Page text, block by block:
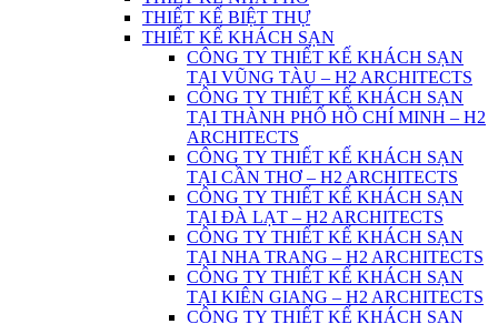
THIẾT KẾ BIỆT THỰ
THIẾT KẾ KHÁCH SẠN
CÔNG TY THIẾT KẾ KHÁCH SẠN
TẠI VŨNG TÀU – H2 ARCHITECTS
CÔNG TY THIẾT KẾ KHÁCH SẠN
TẠI THÀNH PHỐ HỒ CHÍ MINH – H2
ARCHITECTS
CÔNG TY THIẾT KẾ KHÁCH SẠN
TẠI CẦN THƠ – H2 ARCHITECTS
CÔNG TY THIẾT KẾ KHÁCH SẠN
TẠI ĐÀ LẠT – H2 ARCHITECTS
CÔNG TY THIẾT KẾ KHÁCH SẠN
TẠI NHA TRANG – H2 ARCHITECTS
CÔNG TY THIẾT KẾ KHÁCH SẠN
TẠI KIÊN GIANG – H2 ARCHITECTS
CÔNG TY THIẾT KẾ KHÁCH SẠN